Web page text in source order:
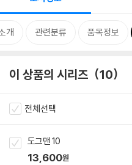
개 관련분류 품목정보
이 상품의 시리즈 10
전체선택
도그맨 10
13,600원